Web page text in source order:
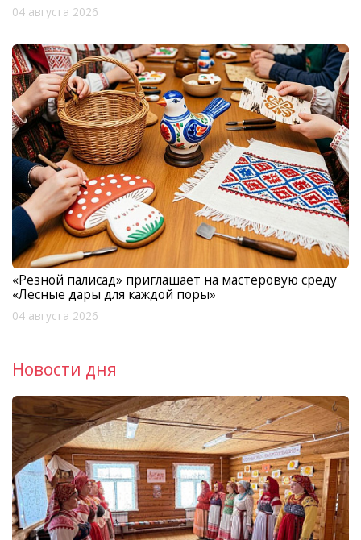
04 августа 2026
«Резной палисад» приглашает на мастеровую среду
«Лесные дары для каждой поры»
04 августа 2026
Новости дня